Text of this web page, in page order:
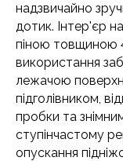
надзвичайно
дотик. Інтер'єр
піною товщиною
використання
лежачою
підголівником,
пробки та
ступінчастому
опускання